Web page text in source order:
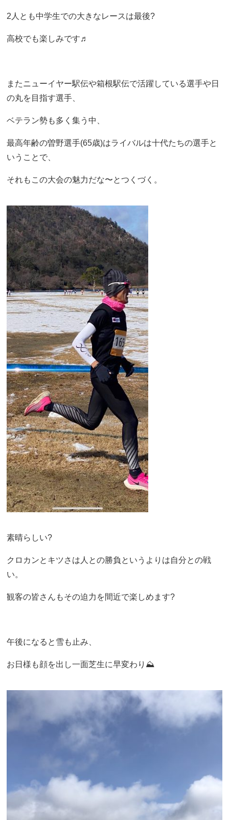
2人とも中学生での大きなレースは最後?
高校でも楽しみです♬
またニューイヤー駅伝や箱根駅伝で活躍している選手や日
の丸を目指す選手、
ベテラン勢も多く集う中、
最高年齢の曽野選手(65歳)はライバルは十代たちの選手と
いうことで、
それもこの大会の魅力だな〜とつくづく。
素晴らしい?
クロカンとキツさは人との勝負というよりは自分との戦
い。
観客の皆さんもその迫力を間近で楽しめます?
午後になると雪も止み、
お日様も顔を出し一面芝生に早変わり⛰